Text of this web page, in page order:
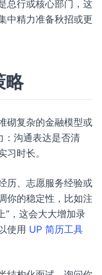
总行或核心部门，这
中精力准备秋招或更
略
砌复杂的金融模型或
：沟通表达是否清
时长。
历、志愿服务经验或
你的稳定性，比如注
”，这会大大增加录
使用 UP 简历工具